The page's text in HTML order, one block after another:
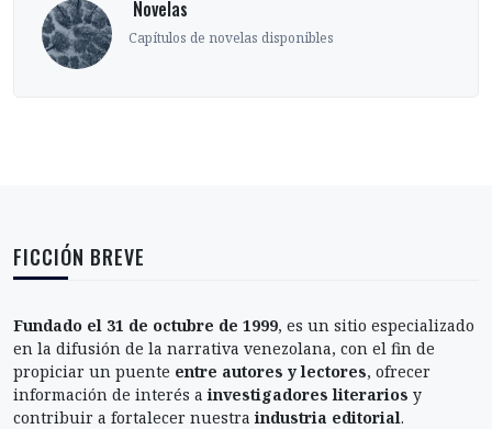
‎ Novelas
Capítulos de novelas disponibles
FICCIÓN BREVE
Fundado el 31 de octubre de 1999, es un sitio especializado
en la difusión de la narrativa venezolana, con el fin de
propiciar un puente entre autores y lectores, ofrecer
información de interés ainvestigadores literarios y
contribuir a fortalecer nuestraindustria editorial.